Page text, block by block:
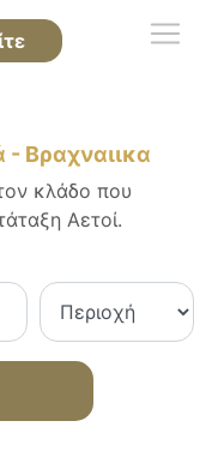
Βραχναιικα
κλάδο που
Αετοί.